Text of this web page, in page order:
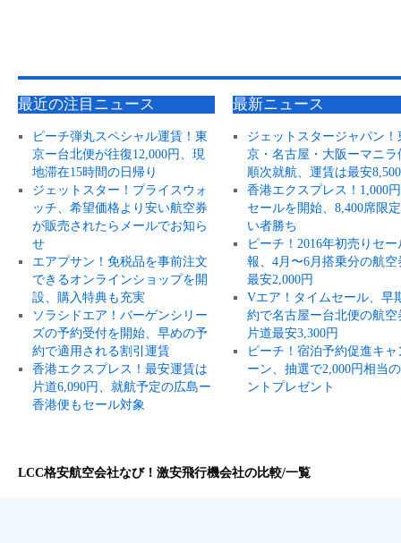
最近の注目ニュース
ピーチ弾丸スペシャル運賃！東
京ー台北便が往復12,000円、現
地滞在15時間の日帰り
ジェットスター！プライスウォ
ッチ、希望価格より安い航空券
が販売されたらメールでお知ら
せ
エアプサン！免税品を事前注文
できるオンラインショップを開
設、購入特典も充実
ソラシドエア！バーゲンシリー
ズの予約受付を開始、早めの予
約で適用される割引運賃
香港エクスプレス！最安運賃は
片道6,090円、就航予定の広島ー
香港便もセール対象
最新ニュース
ジェットスタージャパン！
京・名古屋・大阪ーマニラ
順次就航、運賃は最安
香港エクスプレス！1,000
セールを開始、8,400席限
い者勝ち
ピーチ！2016年初売りセー
報、4月〜6月搭乗分の航空
最安2,000円
Vエア！タイムセール、早
約で名古屋ー台北便の航空
片道最安3,300円
ピーチ！宿泊予約促進キャ
ーン、抽選で2,000円相当
ントプレゼント
LCC格安航空会社なび！激安飛行機会社の比較/一覧